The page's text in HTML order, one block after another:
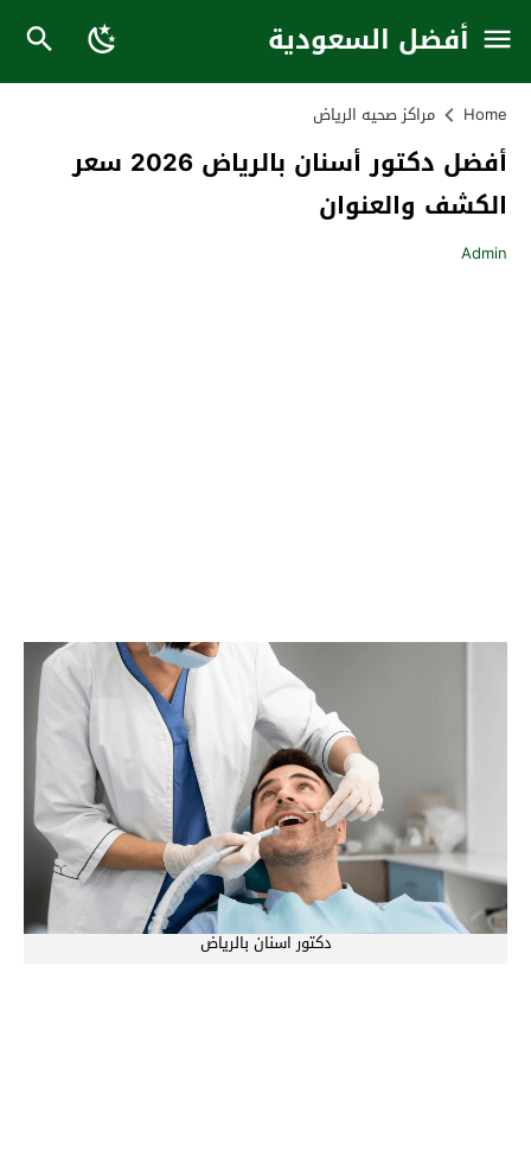
أفضل السعودية
Home مراكز صحيه الرياض
أفضل دكتور أسنان بالرياض 2026 سعر
الكشف والعنوان
Admin
دكتور اسنان بالرياض